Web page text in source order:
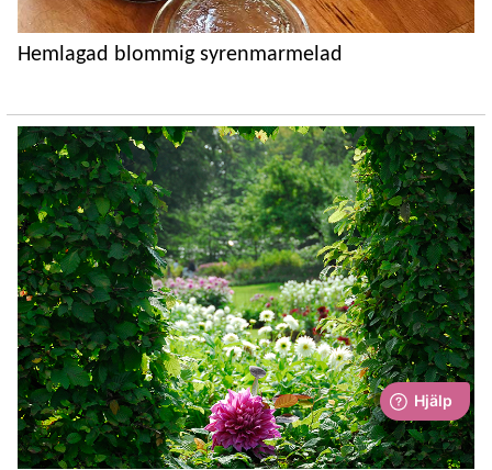
Hemlagad blommig syrenmarmelad